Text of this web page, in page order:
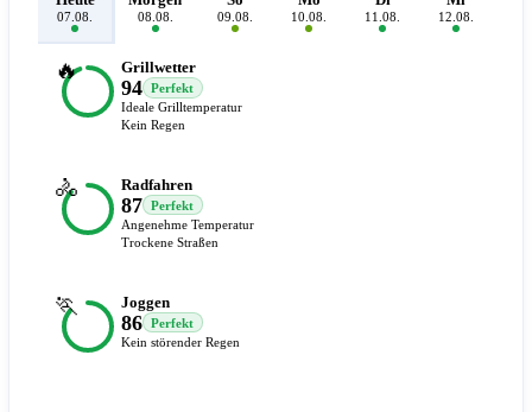
07.08. 08.08. 09.08. 10.08. 11.08. 12.08.
🔥 Grillwetter
94
Perfekt
Ideale Grilltemperatur
Kein Regen
🚴 Radfahren
87
Perfekt
Angenehme Temperatur
Trockene Straßen
🏃 Joggen
86
Perfekt
Kein störender Regen